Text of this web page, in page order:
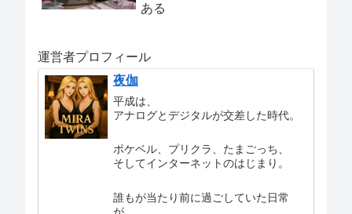
ある
運営者プロフィール
夜伽
平成は、
アナログとデジタルが交差した時代。
ポケベル、プリクラ、たまごっち、
そしてインターネットのはじまり。
誰もが当たり前に過ごしていた日常